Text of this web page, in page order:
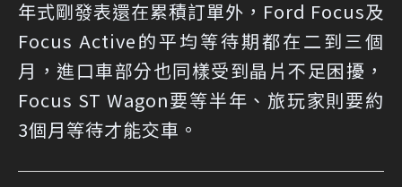
年式剛發表還在累積訂單外，Ford Focus及
Focus Active的平均等待期都在二到三個
月，進口車部分也同樣受到晶片不足困擾，
Focus ST Wagon要等半年、旅玩家則要約
3個月等待才能交車。